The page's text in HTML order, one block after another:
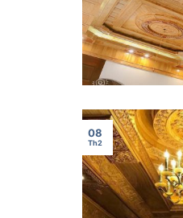
08
Th2